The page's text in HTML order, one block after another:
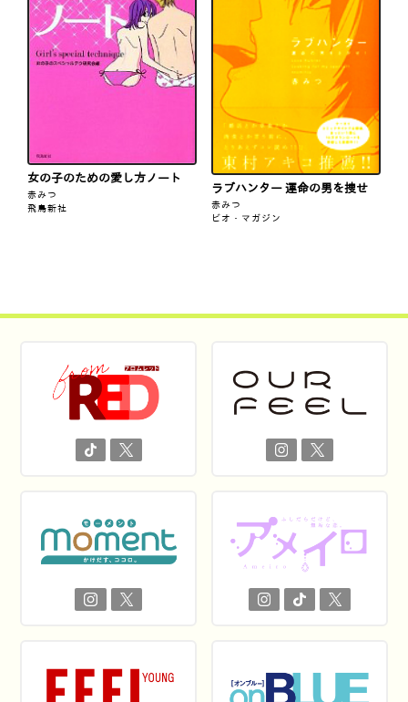
女の子のための愛し方ノート
赤みつ
飛鳥新社
ラブハンター 運命の男を捜せ
赤みつ
ビオ・マガジン